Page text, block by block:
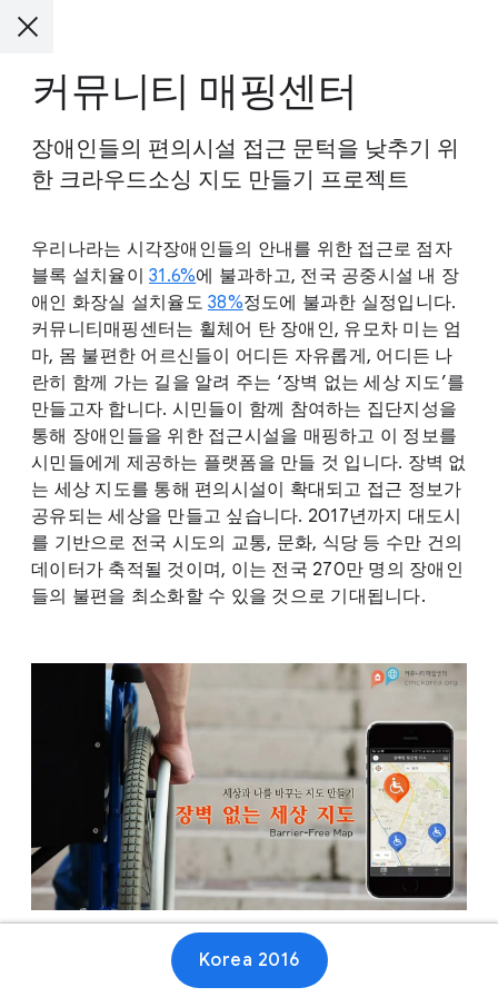
커뮤니티 매핑센터
장애인들의 편의시설 접근 문턱을 낮추기 위
한 크라우드소싱 지도 만들기 프로젝트
우리나라는 시각장애인들의 안내를 위한 접근로 점자
블록 설치율이 31.6%에 불과하고, 전국 공중시설 내 장
애인 화장실 설치율도 38%정도에 불과한 실정입니다.
커뮤니티매핑센터는 휠체어 탄 장애인, 유모차 미는 엄
마, 몸 불편한 어르신들이 어디든 자유롭게, 어디든 나
란히 함께 가는 길을 알려 주는 ‘장벽 없는 세상 지도’를
만들고자 합니다. 시민들이 함께 참여하는 집단지성을
통해 장애인들을 위한 접근시설을 매핑하고 이 정보를
시민들에게 제공하는 플랫폼을 만들 것 입니다. 장벽 없
는 세상 지도를 통해 편의시설이 확대되고 접근 정보가
공유되는 세상을 만들고 싶습니다. 2017년까지 대도시
를 기반으로 전국 시도의 교통, 문화, 식당 등 수만 건의
데이터가 축적될 것이며, 이는 전국 270만 명의 장애인
들의 불편을 최소화할 수 있을 것으로 기대됩니다.
Korea 2016